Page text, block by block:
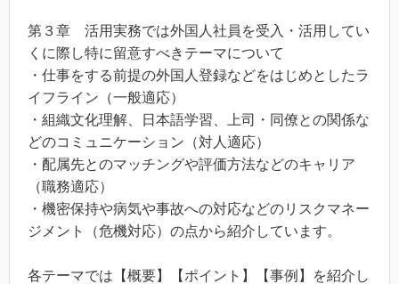
第３章 活用実務では外国人社員を受入・活用してい
くに際し特に留意すべきテーマについて
・仕事をする前提の外国人登録などをはじめとしたラ
イフライン（一般適応）
・組織文化理解、日本語学習、上司・同僚との関係な
どのコミュニケーション（対人適応）
・配属先とのマッチングや評価方法などのキャリア
（職務適応）
・機密保持や病気や事故への対応などのリスクマネー
ジメント（危機対応）の点から紹介しています。
各テーマでは【概要】【ポイント】【事例】を紹介し